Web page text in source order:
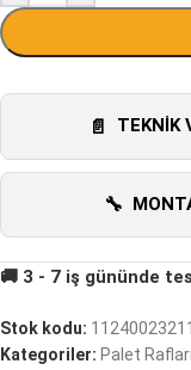
TEKNIK
Stok kodu: 11240023211
Kategoriler: Palet Rafları